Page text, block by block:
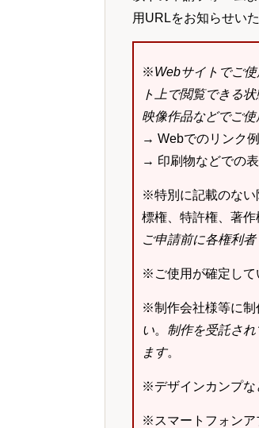
用URLをお知らせいた
※Webサイトでご
ト上で閲覧できる
映像作品などでご
→ Webでのリンク
→ 印刷物などでの表
※特別に記載のない
標権、特許権、著作
ご申請前に各権利
※ご使用が確定して
※制作会社様等に制
い。 制作を受託さ
ます。
※デザインカンプな
※スマートフォンア